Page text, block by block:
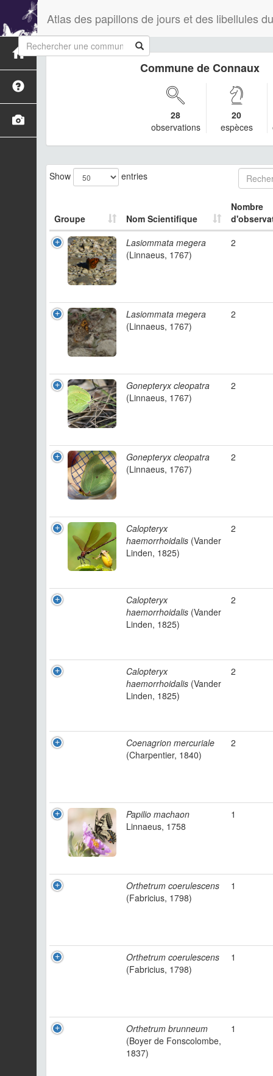
Atlas des papillons de jours et des libellules
Commune de Connaux
28
observations
20
espèces
Show entries
Groupe Nom Scientifique
Nombre
Lasiommata megera
(Linnaeus, 1767)
2
Lasiommata megera
(Linnaeus, 1767)
2
Gonepteryx cleopatra
(Linnaeus, 1767)
2
Gonepteryx cleopatra
(Linnaeus, 1767)
2
Calopteryx
haemorrhoidalis (Vander
Linden, 1825)
2
Calopteryx
haemorrhoidalis (Vander
Linden, 1825)
2
Calopteryx
haemorrhoidalis (Vander
Linden, 1825)
2
Coenagrion mercuriale
(Charpentier, 1840)
2
Papilio machaon
Linnaeus, 1758
1
Orthetrum coerulescens
(Fabricius, 1798)
1
Orthetrum coerulescens
(Fabricius, 1798)
1
Orthetrum brunneum
(Boyer de Fonscolombe,
1837)
1